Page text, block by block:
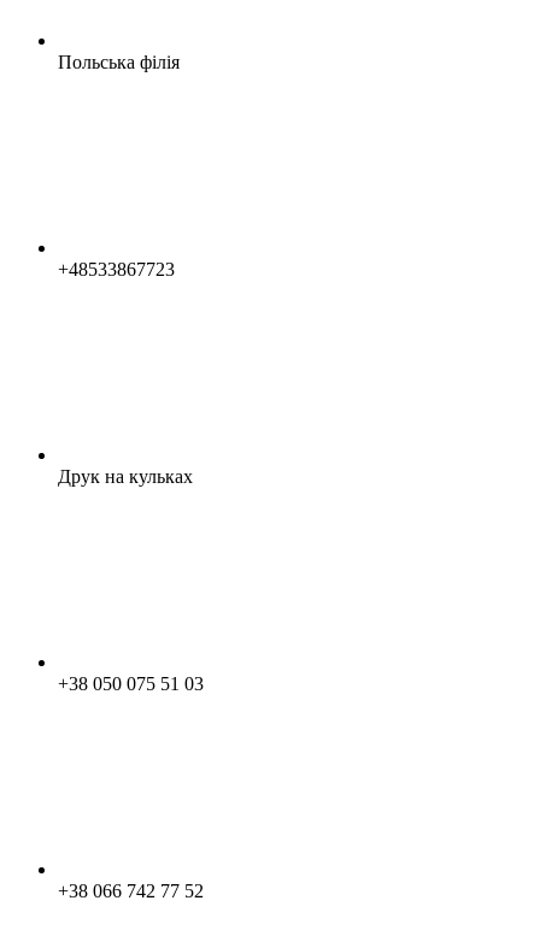
Польська філія
+48533867723
Друк на кульках
+38 050 075 51 03
+38 066 742 77 52